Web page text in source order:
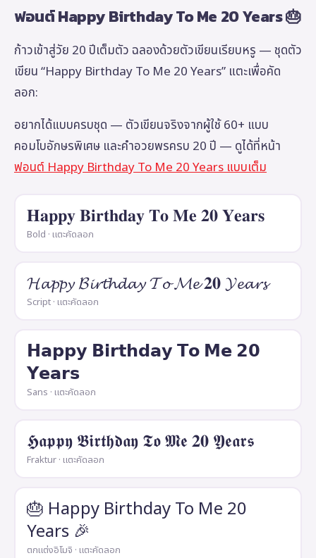
ฟอนต์ Happy Birthday To Me 20 Years 🎂
ก้าวเข้าสู่วัย 20 ปีเต็มตัว ฉลองด้วยตัวเขียนเรียบหรู — ชุดตัว
เขียน “Happy Birthday To Me 20 Years” แตะเพื่อคัด
ลอก:
อยากได้แบบครบชุด — ตัวเขียนจริงจากผู้ใช้ 60+ แบบ
คอมโบอักษรพิเศษ และคำอวยพรครบ 20 ปี — ดูได้ที่หน้า
ฟอนต์ Happy Birthday To Me 20 Years แบบเต็ม
𝐇𝐚𝐩𝐩𝐲 𝐁𝐢𝐫𝐭𝐡𝐝𝐚𝐲 𝐓𝐨 𝐌𝐞 𝟐𝟎 𝐘𝐞𝐚𝐫𝐬
Bold · แตะคัดลอก
𝓗𝓪𝓹𝓹𝔂 𝓑𝓲𝓻𝓽𝓱𝓭𝓪𝔂 𝓣𝓸 𝓜𝓮 𝟐𝟎 𝓨𝓮𝓪𝓻𝓼
Script · แตะคัดลอก
𝗛𝗮𝗽𝗽𝘆 𝗕𝗶𝗿𝘁𝗵𝗱𝗮𝘆 𝗧𝗼 𝗠𝗲 𝟮𝟬
𝗬𝗲𝗮𝗿𝘀
Sans · แตะคัดลอก
𝕳𝖆𝖕𝖕𝖞 𝕭𝖎𝖗𝖙𝖍𝖉𝖆𝖞 𝕿𝖔 𝕸𝖊 𝟐𝟎 𝖄𝖊𝖆𝖗𝖘
Fraktur · แตะคัดลอก
🎂 Happy Birthday To Me 20
Years 🎉
ตกแต่งอิโมจิ · แตะคัดลอก